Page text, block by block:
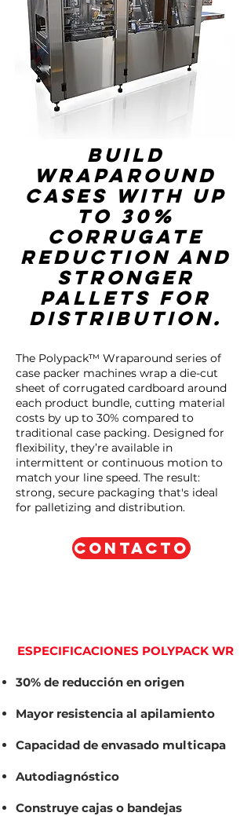
Build
wraparound
cases with up
to 30%
corrugate
reduction and
stronger
pallets for
distribution.
The Polypack™ Wraparound series of
case packer machines wrap a die-cut
sheet of corrugated cardboard around
each product bundle, cutting material
costs by up to 30% compared to
traditional case packing. Designed for
flexibility, they’re available in
intermittent or continuous motion to
match your line speed. The result:
strong, secure packaging that's ideal
for palletizing and distribution.
CONTACTO
ESPECIFICACIONES POLYPACK WR
30% de reducción en origen
Mayor resistencia al apilamiento
Capacidad de envasado multicapa
Autodiagnóstico
Construye cajas o bandejas